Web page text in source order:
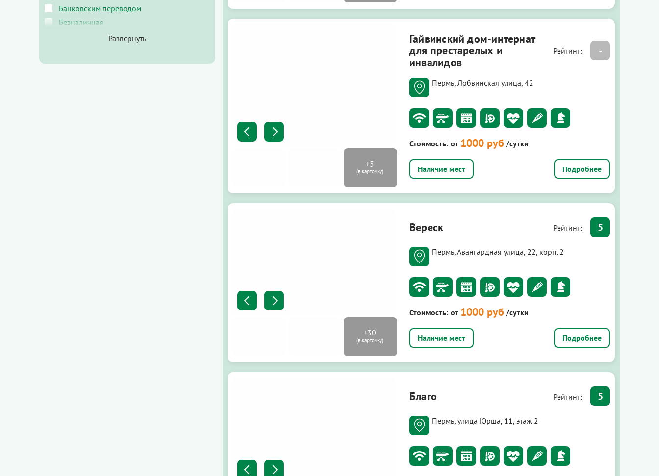
Гайвинский дом-интернат
для престарелых и
инвалидов
Рейтинг: -
Пермь, Лобвинская улица, 42
Стоимость: от 1000 руб /сутки
Подробнее
Вереск Рейтинг: 5
Пермь, Авангардная улица, 22, корп. 2
Стоимость: от 1000 руб /сутки
Подробнее
Благо Рейтинг: 5
Пермь, улица Юрша, 11, этаж 2
Банковским переводом
Безналичная